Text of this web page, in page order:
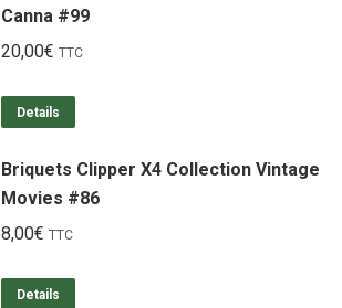
Canna #99
20,00€ TTC
Details
Briquets Clipper X4 Collection Vintage
Movies #86
8,00€ TTC
Details